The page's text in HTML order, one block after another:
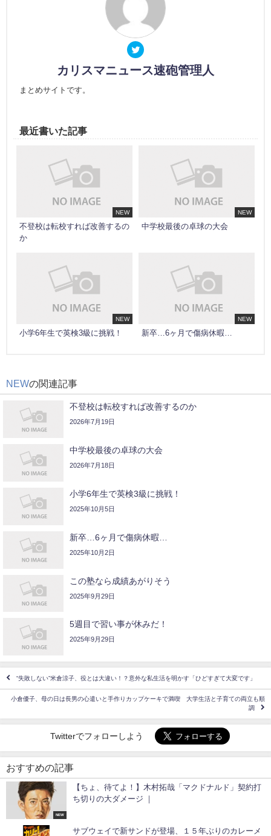
カリスマニュース速砲管理人
まとめサイトです。
最近書いた記事
NEW
不登校は転校すれば改善するの
か
NEW
中学校最後の卓球の大会
NEW
小学6年生で英検3級に挑戦！
NEW
新卒…6ヶ月で傷病休暇…
NEWの関連記事
不登校は転校すれば改善するのか
2026年7月19日
中学校最後の卓球の大会
2026年7月18日
小学6年生で英検3級に挑戦！
2025年10月5日
新卒…6ヶ月で傷病休暇…
2025年10月2日
この塾なら成績あがりそう
2025年9月29日
5週目で習い事が休みだ！
2025年9月29日
“失敗しない”米倉涼子、役とは大違い！？意外な私生活を明かす「ひどすぎて大変です」
小倉優子、母の日は長男の心遣いと手作りカップケーキで満喫 大学生活と子育ての両立も順
調
Twitterでフォローしよう
おすすめの記事
NEW
【ちょ、待てよ！】木村拓哉「マクドナルド」契約打
ち切りの大ダメージ ｜
サブウェイで新サンドが登場、１５年ぶりのカレーメ